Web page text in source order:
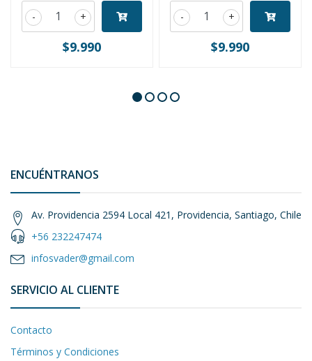
+
-
$9.990
+
-
$9.990
ENCUÉNTRANOS
Av. Providencia 2594 Local 421, Providencia, Santiago, Chile
+56 232247474
infosvader@gmail.com
SERVICIO AL CLIENTE
Contacto
Términos y Condiciones